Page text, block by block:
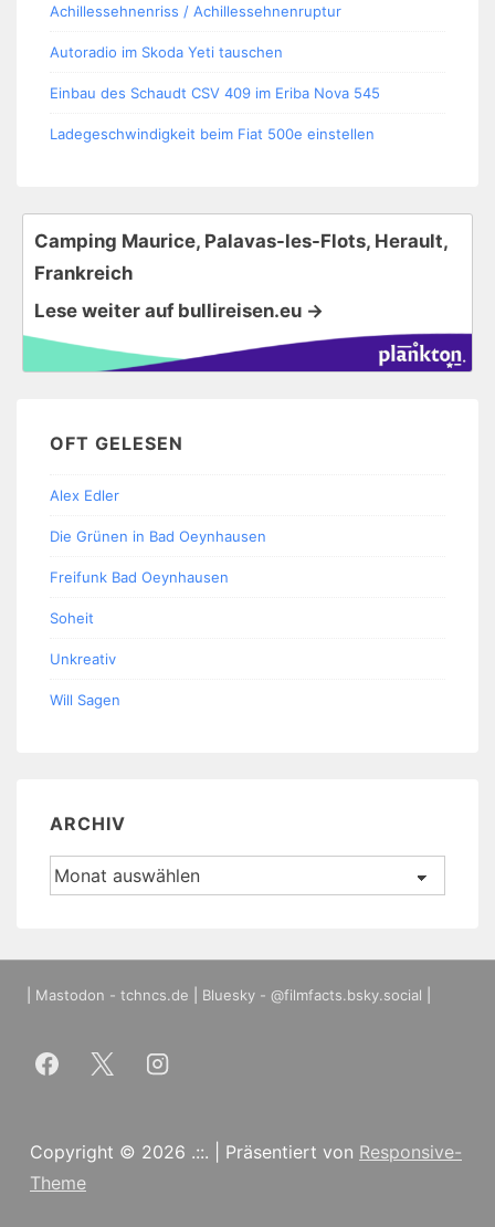
Achillessehnenriss / Achillessehnenruptur
Autoradio im Skoda Yeti tauschen
Einbau des Schaudt CSV 409 im Eriba Nova 545
Ladegeschwindigkeit beim Fiat 500e einstellen
Camping Maurice, Palavas-les-Flots, Herault,
Frankreich
Lese weiter auf bullireisen.eu →
OFT GELESEN
Alex Edler
Die Grünen in Bad Oeynhausen
Freifunk Bad Oeynhausen
Soheit
Unkreativ
Will Sagen
ARCHIV
Archiv
Mastodon - tchncs.de Bluesky - @filmfacts.bsky.social
Copyright © 2026 .::. | Präsentiert von Responsive-
Theme